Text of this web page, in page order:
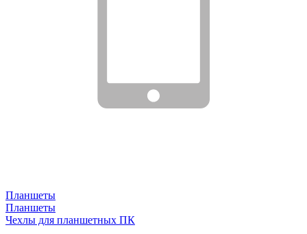
Планшеты
Планшеты
Чехлы для планшетных ПК